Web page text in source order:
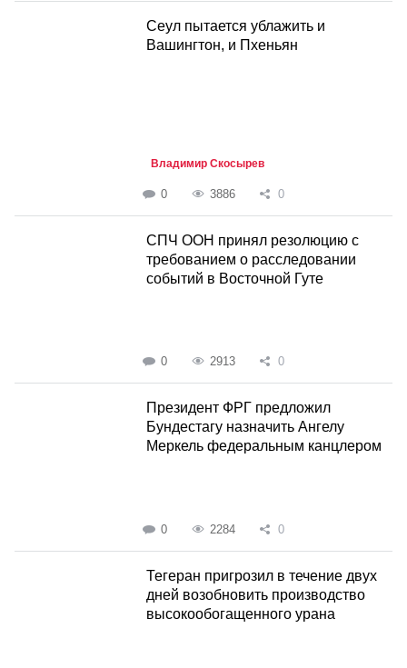
Cеул пытается ублажить и
Вашингтон, и Пхеньян
Владимир Скосырев
0 3886 0
СПЧ ООН принял резолюцию с
требованием о расследовании
событий в Восточной Гуте
0 2913 0
Президент ФРГ предложил
Бундестагу назначить Ангелу
Меркель федеральным канцлером
0 2284 0
Тегеран пригрозил в течение двух
дней возобновить производство
высокообогащенного урана